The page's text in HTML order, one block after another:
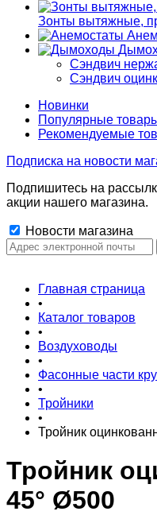
Зонты вытяжные,
Сэндвич
Сэндвич
Новинки
Популярные
Рекомендуемые
Подписка на новости
Подпишитесь на
акции нашего магазина.
Новости магазина
Главная страница
•
Каталог товаров
•
Воздуховоды
•
Фасонные части
•
Тройники
•
Тройник
Тройник
45° Ø500